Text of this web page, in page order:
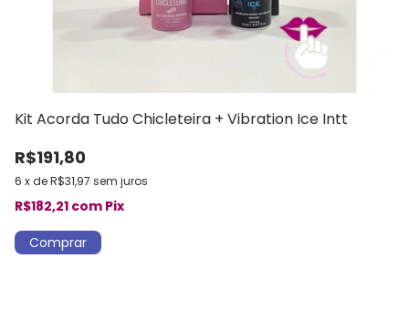
Kit Acorda Tudo Chicleteira + Vibration Ice Intt
R$191,80
6 xdeR$31,97 sem juros
R$182,21 com Pix